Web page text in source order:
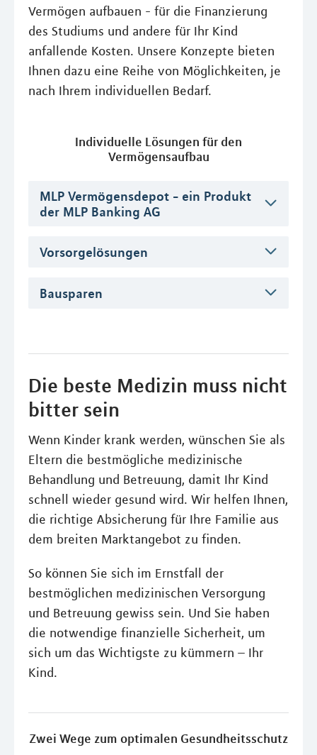
Vermögen aufbauen - für die Finanzierung
des Studiums und andere für Ihr Kind
anfallende Kosten. Unsere Konzepte bieten
Ihnen dazu eine Reihe von Möglichkeiten, je
nach Ihrem individuellen Bedarf.
Individuelle Lösungen für den
Vermögensaufbau
MLP Vermögensdepot - ein Produkt
der MLP Banking AG
Vorsorgelösungen
Bausparen
Die beste Medizin muss nicht
bitter sein
Wenn Kinder krank werden, wünschen Sie als
Eltern die bestmögliche medizinische
Behandlung und Betreuung, damit Ihr Kind
schnell wieder gesund wird. Wir helfen Ihnen,
die richtige Absicherung für Ihre Familie aus
dem breiten Marktangebot zu finden.
So können Sie sich im Ernstfall der
bestmöglichen medizinischen Versorgung
und Betreuung gewiss sein. Und Sie haben
die notwendige finanzielle Sicherheit, um
sich um das Wichtigste zu kümmern – Ihr
Kind.
Zwei Wege zum optimalen Gesundheitsschutz